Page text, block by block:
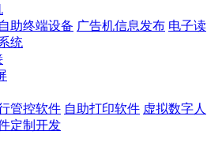
自助终端设备 广告机信息发布 电子读
统
管控软件 自助打印软件 虚拟数字人
定制开发